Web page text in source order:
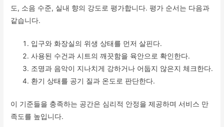
도, 소음 수준, 실내 향의 강도로 평가합니다. 평가 순서는 다음과
같습니다.
입구와 화장실의 위생 상태를 먼저 살핀다.
사용된 수건과 시트의 깨끗함을 육안으로 확인한다.
조명과 음악이 지나치게 강하거나 어둡지 않은지 체크한다.
환기 상태를 공기 질과 온도로 판단한다.
이 기준들을 충족하는 공간은 심리적 안정을 제공하며 서비스 만
족도를 높입니다.